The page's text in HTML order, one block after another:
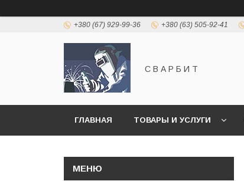
+380 (67) 929-99-36 +380 (63) 505-92-41
С В А Р Б И Т
ГЛАВНАЯ ТОВАРЫ И УСЛУГИ